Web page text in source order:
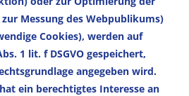
Messung des Webpublikums)
Cookies), werden auf
1 lit. f DSGVO gespeichert,
angegeben wird.
ein berechtigtes Interesse an